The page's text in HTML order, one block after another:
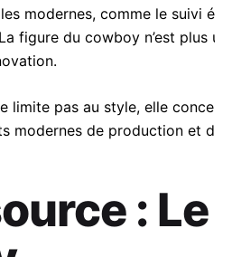
modernes, comme le suivi
du cowboy n’est plus
limite pas au style, elle
modernes de production et de
: Le